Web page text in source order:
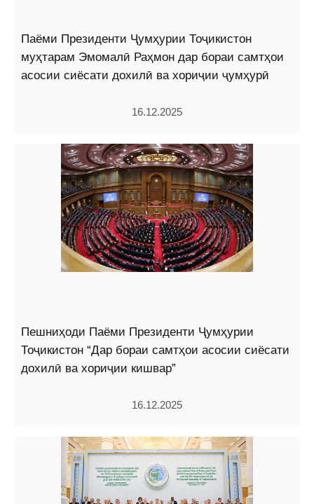
Паёми Президенти Ҷумҳурии Тоҷикистон
муҳтарам Эмомалӣ Раҳмон дар бораи самтҳои
асосии сиёсати дохилӣ ва хориҷии ҷумҳурӣ
16.12.2025
Пешниҳоди Паёми Президенти Ҷумҳурии
Тоҷикистон “Дар бораи самтҳои асосии сиёсати
дохилӣ ва хориҷии кишвар”
16.12.2025